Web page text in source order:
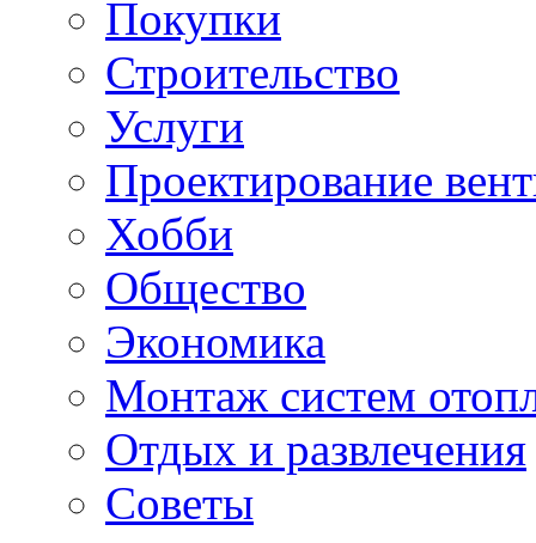
Покупки
Строительство
Услуги
Проектирование
Хобби
Общество
Экономика
Монтаж систем
Отдых и развлечения
Советы